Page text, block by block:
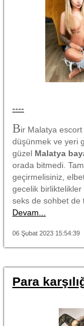
----
Bir Malatya
düşünmek ve yeri
güzel Malatya
orada bitmedi.
geçirmelisiniz,
gecelik
seks de sohbet de
Devam...
06 Şubat 2023 15:54:39
Para